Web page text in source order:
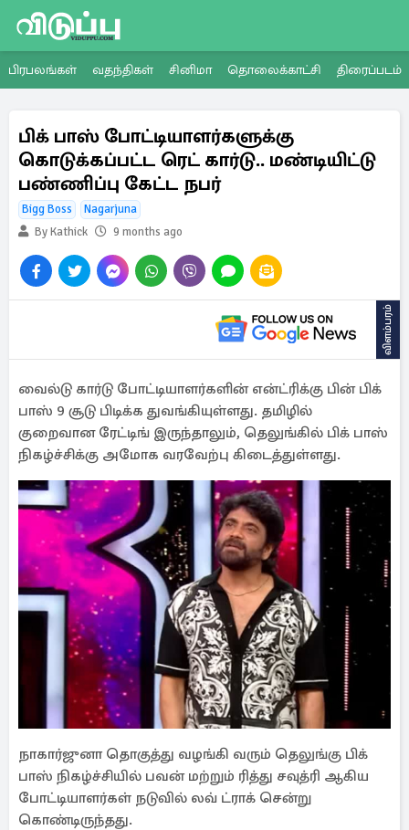
பிரபலங்கள் வதந்திகள் சினிமா தொலைக்காட்சி திரைப்படம்
பிக் பாஸ் போட்டியாளர்களுக்கு
கொடுக்கப்பட்ட ரெட் கார்டு.. மண்டியிட்டு
பண்ணிப்பு கேட்ட நபர்
Bigg Boss
Nagarjuna
By Kathick
9 months ago
விளம்பரம்
வைல்டு கார்டு போட்டியாளர்களின் என்ட்ரிக்கு பின் பிக்
பாஸ் 9 சூடு பிடிக்க துவங்கியுள்ளது. தமிழில்
குறைவான ரேட்டிங் இருந்தாலும், தெலுங்கில் பிக் பாஸ்
நிகழ்ச்சிக்கு அமோக வரவேற்பு கிடைத்துள்ளது.
நாகார்ஜுனா தொகுத்து வழங்கி வரும் தெலுங்கு பிக்
பாஸ் நிகழ்ச்சியில் பவன் மற்றும் ரித்து சவுத்ரி ஆகிய
போட்டியாளர்கள் நடுவில் லவ் ட்ராக் சென்று
கொண்டிருந்தது.